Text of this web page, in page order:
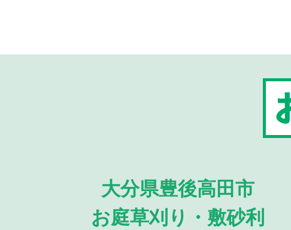
大分県豊後高田市
お庭草刈り・敷砂利